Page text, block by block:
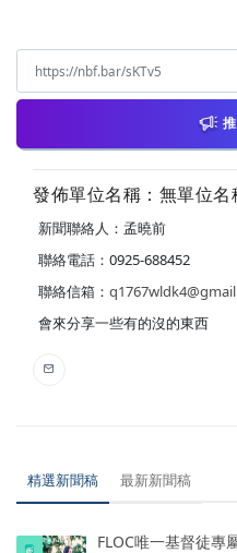
發佈單位名稱：無單位名
新聞聯絡人：孟曉前
聯絡電話：0925-688452
聯絡信箱：
會來分享一些有的沒的東西
精選新聞稿 最新新聞稿
FLOC唯一基督徒專